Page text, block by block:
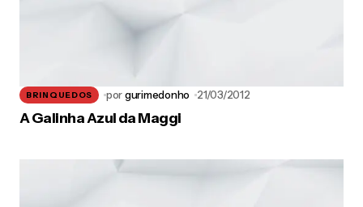
BRINQUEDOS porgurimedonho 21/03/2012
A Galinha Azul da Maggi